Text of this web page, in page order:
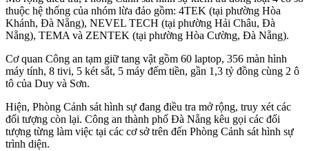
thuộc hệ thống của nhóm lừa đảo gồm: 4TEK (tại phường Hòa
Khánh, Đà Nẵng), NEVEL TECH (tại phường Hải Châu, Đà
Nẵng), TEMA và ZENTEK (tại phường Hòa Cường, Đà Nẵng).
Cơ quan Công an tạm giữ tang vật gồm 60 laptop, 356 màn hình
máy tính, 8 tivi, 5 két sắt, 5 máy đếm tiền, gần 1,3 tỷ đồng cùng 2 ô
tô của Duy và Sơn.
Hiện, Phòng Cảnh sát hình sự đang điều tra mở rộng, truy xét các
đối tượng còn lại. Công an thành phố Đà Nẵng kêu gọi các đối
tượng từng làm việc tại các cơ sở trên đến Phòng Cảnh sát hình sự
trình diện.